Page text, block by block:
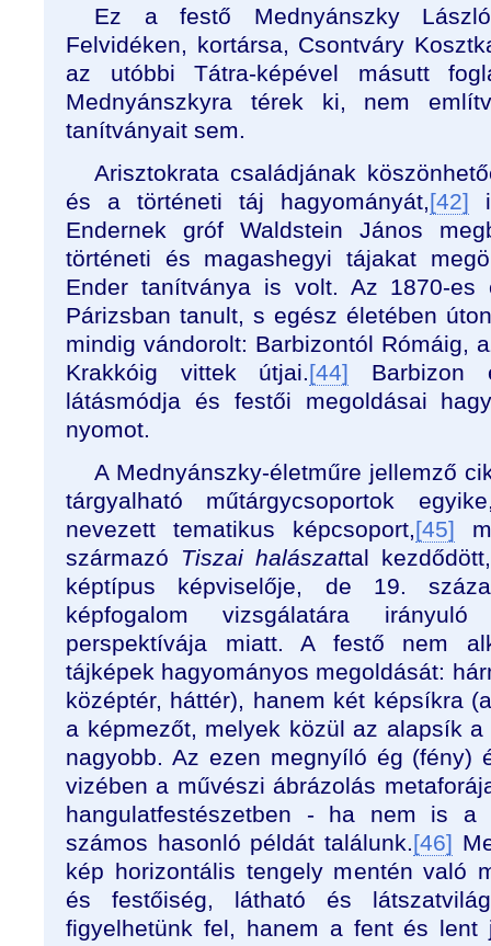
Ez a festő Mednyánszky
Felvidéken, kortársa, Csontváry
az utóbbi Tátra-képével másutt
Mednyánszkyra térek ki, nem
tanítványait sem.
Arisztokrata családjának
és a történeti táj hagyományát,[42]
Endernek gróf Waldstein János
történeti és magashegyi tájakat
Ender tanítványa is volt. Az 1870-es
Párizsban tanult, s egész életében
mindig vándorolt: Barbizontól Rómáig,
Krakkóig vittek útjai.[44] Barbizon
látásmódja és festői megoldásai
nyomot.
A Mednyánszky-életműre jellemző
tárgyalható műtárgycsoportok
nevezett tematikus képcsoport,[45]
származó Tiszai halászattal
képtípus képviselője, de 19.
képfogalom vizsgálatára
perspektívája miatt. A festő nem
tájképek hagyományos megoldását:
középtér, háttér), hanem két képsíkra
a képmezőt, melyek közül az alapsík
nagyobb. Az ezen megnyíló ég (fény)
vizében a művészi ábrázolás
hangulatfestészetben - ha nem is
számos hasonló példát találunk.[46]
kép horizontális tengely mentén való
és festőiség, látható és
figyelhetünk fel, hanem a fent és lent